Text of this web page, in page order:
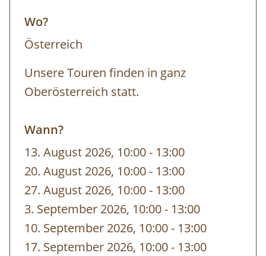
Wo?
Österreich
Unsere Touren finden in ganz
Oberösterreich statt.
Wann?
13. August 2026, 10:00- bis
13:00
20. August 2026, 10:00- bis
13:00
27. August 2026, 10:00- bis
13:00
3. September 2026, 10:00- bis
13:00
10. September 2026, 10:00- bis
13:00
17. September 2026, 10:00- bis
13:00